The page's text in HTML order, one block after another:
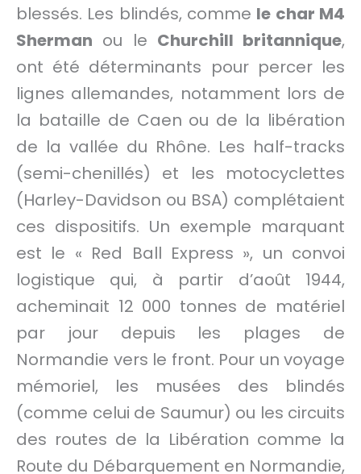
blessés. Les blindés, comme le char M4
Sherman ou le Churchill britannique,
ont été déterminants pour percer les
lignes allemandes, notamment lors de
la bataille de Caen ou de la libération
de la vallée du Rhône. Les half-tracks
(semi-chenillés) et les motocyclettes
(Harley-Davidson ou BSA) complétaient
ces dispositifs. Un exemple marquant
est le « Red Ball Express », un convoi
logistique qui, à partir d’août 1944,
acheminait 12 000 tonnes de matériel
par jour depuis les plages de
Normandie vers le front. Pour un voyage
mémoriel, les musées des blindés
(comme celui de Saumur) ou les circuits
des routes de la Libération comme la
Route du Débarquement en Normandie,